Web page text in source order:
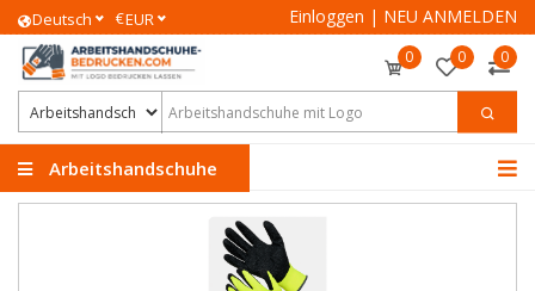
Deutsch €EUR Einloggen | NEU ANMELDEN
0 0 0
Arbeitshandschuhe